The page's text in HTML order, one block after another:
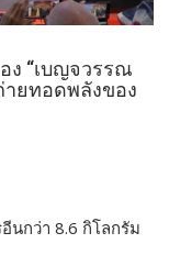
ง “เบญจวรรณ
ายทอดพลังของ
นกว่า 8.6 กิโลกรัม